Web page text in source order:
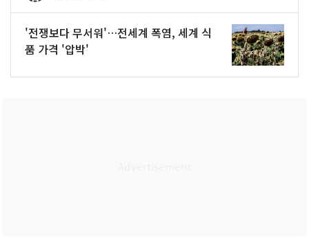
'전쟁보다 무서워'…전세계 폭염, 세계 식
품 가격 '압박'